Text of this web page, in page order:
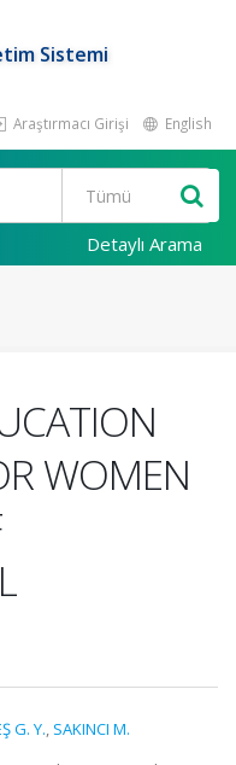
Sistemi
Araştırmacı Girişi English
Detaylı Arama
WOMEN
G. Y., SAKINCI M.